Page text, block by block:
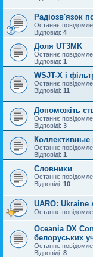
Радіозв'язок
Останнє
Відповіді: 4
Доля UT3MK
Останнє
Відповіді: 1
WSJT-X і
Останнє
Відповіді: 11
Допоможіть
Останнє
Відповіді: 3
Коллективные
Останнє
Відповіді: 1
Словники
Останнє
Відповіді: 10
UARO: Ukraine
Останнє
Oceania DX
белоруських
Останнє
Відповіді: 8